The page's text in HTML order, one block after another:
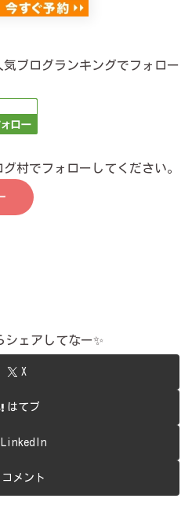
ブログランキングでフォロー
村でフォローしてください。
シェアしてなー✨
X
はてブ
LinkedIn
コメント